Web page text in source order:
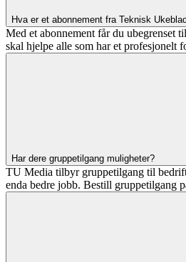
Hva er et abonnement fra Teknisk
Med et abonnement får du
skal hjelpe alle som har et profesjonelt
Har dere gruppetilgang muligheter?
TU Media tilbyr gruppetilgang til
enda bedre jobb. Bestill gruppetilgang